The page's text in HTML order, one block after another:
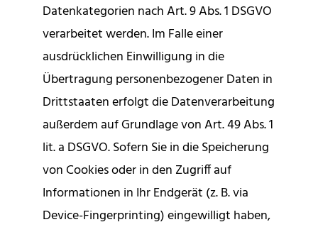
Datenkategorien nach Art. 9 Abs. 1 DSGVO
verarbeitet werden. Im Falle einer
ausdrücklichen Einwilligung in die
Übertragung personenbezogener Daten in
Drittstaaten erfolgt die Datenverarbeitung
außerdem auf Grundlage von Art. 49 Abs. 1
lit. a DSGVO. Sofern Sie in die Speicherung
von Cookies oder in den Zugriff auf
Informationen in Ihr Endgerät (z. B. via
Device-Fingerprinting) eingewilligt haben,